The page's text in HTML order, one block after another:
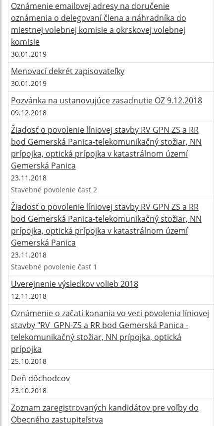
Oznámenie emailovej adresy na doručenie
oznámenia o delegovaní člena a náhradníka do
miestnej volebnej komisie a okrskovej volebnej
komisie
30.01.2019
Menovací dekrét zapisovateľky
30.01.2019
Pozvánka na ustanovujúce zasadnutie OZ 9.12.2018
09.12.2018
Žiadosť o povolenie líniovej stavby RV GPN ZS a RR
bod Gemerská Panica-telekomunikačný stožiar, NN
prípojka, optická prípojka v katastrálnom území
Gemerská Panica
23.11.2018
Stavebné povolenie časť 2
Žiadosť o povolenie líniovej stavby RV GPN ZS a RR
bod Gemerská Panica-telekomunikačný stožiar, NN
prípojka, optická prípojka v katastrálnom území
Gemerská Panica
23.11.2018
Stavebné povolenie časť 1
Uverejnenie výsledkov volieb 2018
12.11.2018
Oznámenie o začatí konania vo veci povolenia líniovej
stavby "RV_GPN-ZS a RR bod Gemerská Panica -
telekomunikačný stožiar, NN prípojka, optická
prípojka
25.10.2018
Deň dôchodcov
23.10.2018
Zoznam zaregistrovaných kandidátov pre voľby do
Obecného zastupiteľstva